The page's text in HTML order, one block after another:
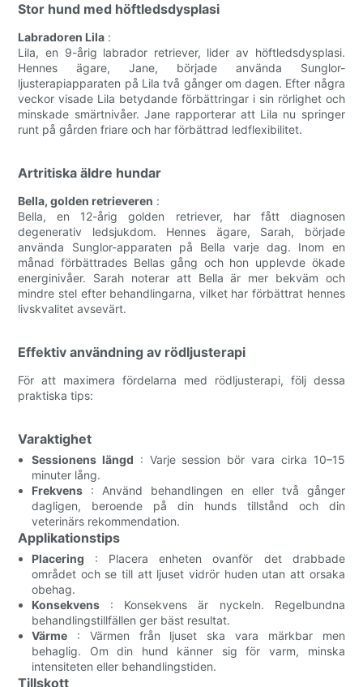
Stor hund med höftledsdysplasi
Labradoren Lila :
Lila, en 9-årig labrador retriever, lider av höftledsdysplasi.
Hennes ägare, Jane, började använda Sunglor-
ljusterapiapparaten på Lila två gånger om dagen. Efter några
veckor visade Lila betydande förbättringar i sin rörlighet och
minskade smärtnivåer. Jane rapporterar att Lila nu springer
runt på gården friare och har förbättrad ledflexibilitet.
Artritiska äldre hundar
Bella, golden retrieveren :
Bella, en 12-årig golden retriever, har fått diagnosen
degenerativ ledsjukdom. Hennes ägare, Sarah, började
använda Sunglor-apparaten på Bella varje dag. Inom en
månad förbättrades Bellas gång och hon upplevde ökade
energinivåer. Sarah noterar att Bella är mer bekväm och
mindre stel efter behandlingarna, vilket har förbättrat hennes
livskvalitet avsevärt.
Effektiv användning av rödljusterapi
För att maximera fördelarna med rödljusterapi, följ dessa
praktiska tips:
Varaktighet
Sessionens längd : Varje session bör vara cirka 10–15
minuter lång.
Frekvens : Använd behandlingen en eller två gånger
dagligen, beroende på din hunds tillstånd och din
veterinärs rekommendation.
Applikationstips
Placering : Placera enheten ovanför det drabbade
området och se till att ljuset vidrör huden utan att orsaka
obehag.
Konsekvens : Konsekvens är nyckeln. Regelbundna
behandlingstillfällen ger bäst resultat.
Värme : Värmen från ljuset ska vara märkbar men
behaglig. Om din hund känner sig för varm, minska
intensiteten eller behandlingstiden.
Tillskott